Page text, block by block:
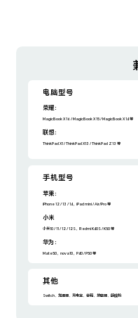
电脑型号
荣耀：
MagicBook X 16 / MagicBook X 15 / MagicBook X 14 等
联想：
ThinkPad X1 / ThinkPad X13 / ThinkPad Z13 等
手机型号
苹果：
iPhone 12 / 13 / 14，iPad mini / Air/Pro 等
小米
小米10 / 11 / 12 / 12S，Redmi K40S / K50 等
华为：
Mate50，nova10，P40 / P50 等
其他
Switch、加湿器、充电宝、音箱、按摩器、筋膜枪